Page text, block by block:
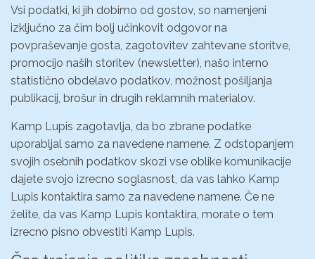
Vsi podatki, ki jih dobimo od gostov, so namenjeni
izključno za čim bolj učinkovit odgovor na
povpraševanje gosta, zagotovitev zahtevane storitve,
promocijo naših storitev (newsletter), našo interno
statistično obdelavo podatkov, možnost pošiljanja
publikacij, brošur in drugih reklamnih materialov.
Kamp Lupis zagotavlja, da bo zbrane podatke
uporabljal samo za navedene namene. Z odstopanjem
svojih osebnih podatkov skozi vse oblike komunikacije
dajete svojo izrecno soglasnost, da vas lahko Kamp
Lupis kontaktira samo za navedene namene. Če ne
želite, da vas Kamp Lupis kontaktira, morate o tem
izrecno pisno obvestiti Kamp Lupis.